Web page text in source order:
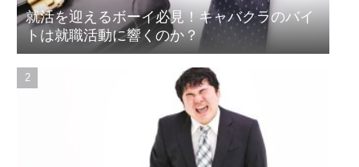
就活を迎えるボーイ必見！キャバクラのバイ
トは就職活動に響くのか？